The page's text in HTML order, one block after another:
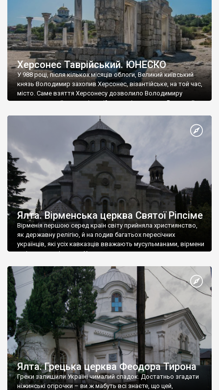
Херсонес Таврійський. ЮНЕСКО
У 988 році, після кількох місяців облоги, Великий київський
князь Володимир захопив Херсонес, візантійське, на той час,
місто. Саме взяття Херсонесу дозволило Володимиру
диктувати свої умови візантійському імператору Василю ІІ, та
Херсонесі Володимир-язичник, став Василем-християнином.
А потім було Хрещення Русі. На честь Херсонесу Таврійського
Ялта. Вірменська церква Святої Ріпсіме
Вірменія першою серед країн світу прийняла християнство,
як державну релігію, й на подив багатьох пересічних
українців, які усіх кавказців вважають мусульманами, вірмени
є відданими вірянами Христа
Ялта. Грецька церква Феодора Тирона
Греки залишили Україні чималий спадок. Достатньо згадати
ніжинські огірочки – ви ж мабуть всі знаєте, що цей,